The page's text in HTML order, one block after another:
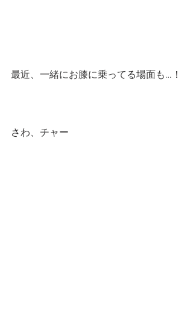
最近、一緒にお膝に乗ってる場面も…！
さわ、チャー